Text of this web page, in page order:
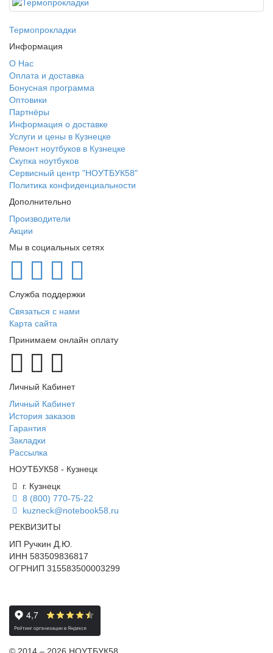
Термопрокладки
Информация
О Нас
Оплата и доставка
Бонусная программа
Оптовики
Партнёры
Информация о доставке
Услуги и цены в Кузнецке
Ремонт ноутбуков в Кузнецке
Скупка ноутбуков
Сервисный центр "НОУТБУК58"
Политика конфиденциальности
Дополнительно
Производители
Акции
Мы в социальных сетях
Служба поддержки
Связаться с нами
Карта сайта
Принимаем онлайн оплату
Личный Кабинет
Личный Кабинет
История заказов
Гарантия
Закладки
Рассылка
НОУТБУК58 - Кузнецк
г. Кузнецк
8 (800) 770-75-22
kuzneck@notebook58.ru
РЕКВИЗИТЫ
ИП Ручкин Д.Ю.
ИНН 583509836817
ОГРНИП 315583500003299